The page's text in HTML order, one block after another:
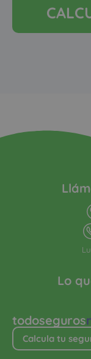
todoseguros
Calcula tu
Lo